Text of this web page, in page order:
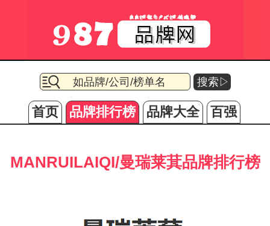
搜索▷
首页 品牌排行榜 品牌大全 百强
MANRUILAIQI/曼瑞莱萁品牌排行榜